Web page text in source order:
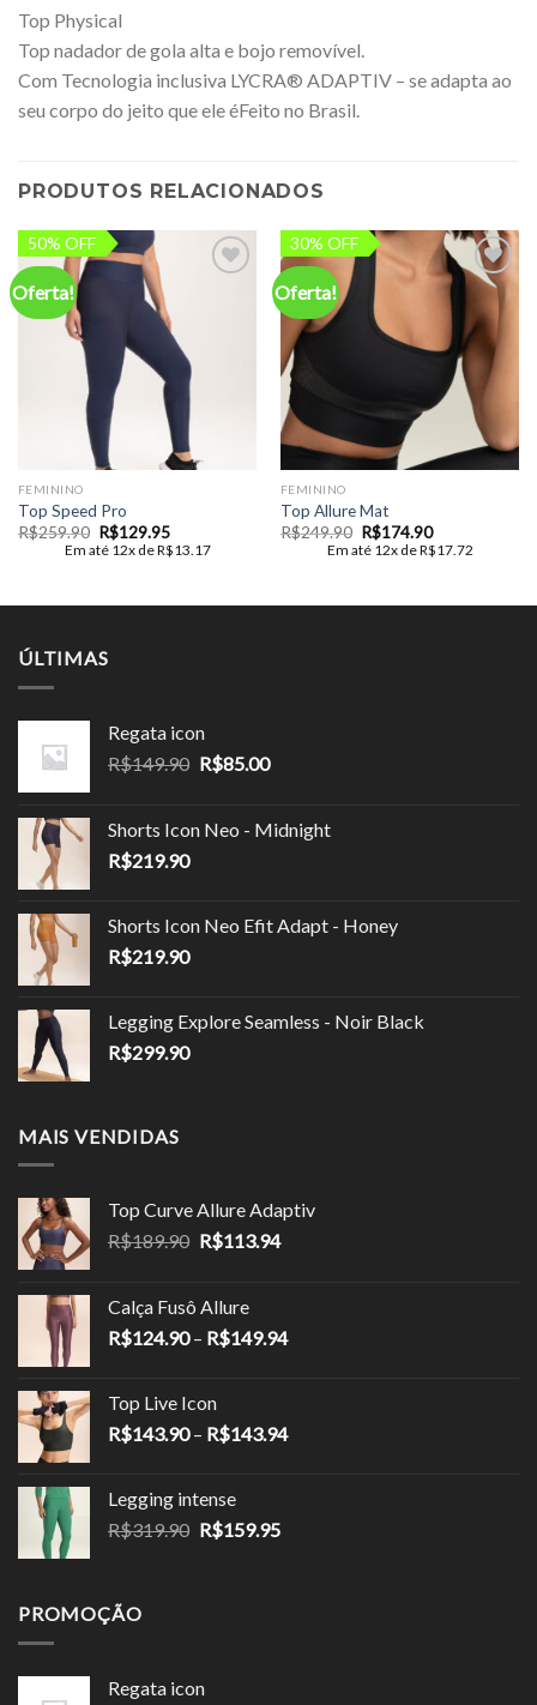
Top Physical
Top nadador de gola alta e bojo removível.
Com Tecnologia inclusiva LYCRA® ADAPTIV – se adapta ao
seu corpo do jeito que ele éFeito no Brasil.
PRODUTOS RELACIONADOS
Oferta!
50% OFF
FEMININO
Top Speed Pro
R$259.90 O
preço
R$129.95O
preço
atual
Em até 12x deR$13.17
Oferta!
30% OFF
Add to
wishlist
FEMININO
Top Allure Mat
R$249.90 O
preço
R$174.90O
preço
atual
Em até 12x deR$17.72
ÚLTIMAS
Regata icon
R$149.90 O
era:
R$85.00O
é:
Shorts Icon Neo - Midnight
R$219.90
Shorts Icon Neo Efit Adapt - Honey
R$219.90
Legging Explore Seamless - Noir Black
R$299.90
MAIS VENDIDAS
Top Curve Allure Adaptiv
R$189.90 O
era:
R$189.90.
R$113.94O
R$113.94.
Calça Fusô Allure
R$124.90 – R$149.94Faixa
através
Top Live Icon
R$143.90 – R$143.94Faixa
Legging intense
R$319.90 O
R$159.95O
PROMOÇÃO
Regata icon